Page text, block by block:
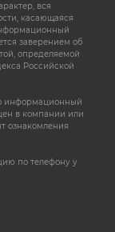
вся
касающаяся
заверением об
определяемой
Российской
информационный
в компании или
ознакомления
по телефону у